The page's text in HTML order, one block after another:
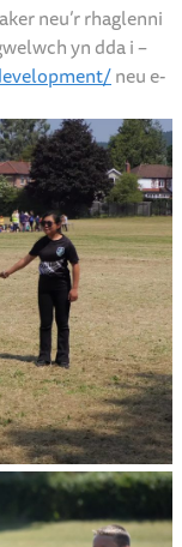
neu’r rhaglenni
yn dda i –
neu e-